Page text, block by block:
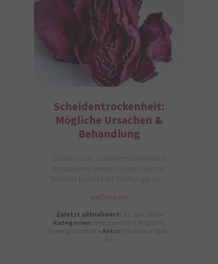
Scheidentrockenheit:
Mögliche Ursachen &
Behandlung
Drüsen in der Scheidenschleimhaut
produzieren einen Schleim, der die
Scheide feucht hält. Ein Mangel an…
weiterlesen
Zuletzt aktualisiert: 12. Juni 2026 •
Kategorien: Beschwerden & Ratgeber,
Frauengesundheit •Autor: Florentina Sgarz,
BA